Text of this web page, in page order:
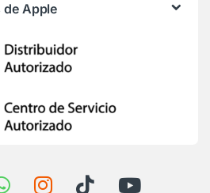
de Apple